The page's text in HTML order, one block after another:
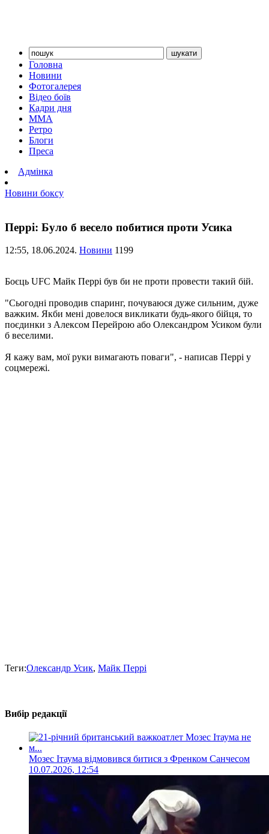
Головна
Новини
Фотогалерея
Відео боїв
Кадри дня
ММА
Ретро
Блоги
Преса
Адмінка
Новини боксу
Перрі: Було б весело побитися проти Усика
12:55, 18.06.2024. Новини 1199
Боєць UFC Майк Перрі був би не проти провести такий бій.
"Сьогодні проводив спаринг, почуваюся дуже сильним, дуже
важким. Якби мені довелося викликати будь-якого бійця, то
поєдинки з Алексом Перейрою або Олександром Усиком були
б веселими.
Я кажу вам, мої руки вимагають поваги", - написав Перрі у
соцмережі.
Теги:Олександр Усик, Майк Перрі
Вибір редакції
Мозес Ітаума відмовився битися з Френком Санчесом
10.07.2026, 12:54